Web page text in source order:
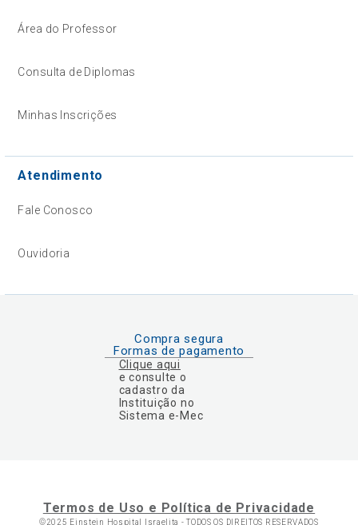
Área do Professor
Consulta de Diplomas
Minhas Inscrições
Atendimento
Fale Conosco
Ouvidoria
Compra segura
Formas de pagamento
Clique aqui
e consulte o
cadastro da
Instituição no
Sistema e-Mec
Termos de Uso e Política de Privacidade
©2025 Einstein Hospital Israelita -TODOS OS DIREITOS RESERVADOS